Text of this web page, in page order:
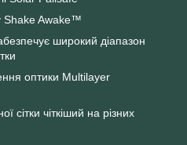
Shake Awake™
широкий діапазон
оптики Multilayer
сітки чіткіший на різних